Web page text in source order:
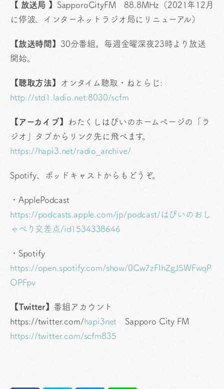
【 放送局 】 SapporoCityFM 88.8MHz（2021年12月
に停波、インターネットラジオ局にリニューアル）
【放送時間 】 30分番組。毎週金曜深夜23時より放送
開始。
【聴取方法】
オンタイム聴取・ねとらじ:
http://std1.ladio.net:8030/scfm
【アーカイブ】
わたくしはぴいのホームページの「ラ
ジオ」タブからリンク先に飛べます。
https://hapi3.net/radio_archive/
Spotify、ポッドキャストからもどうぞ。
・ApplePodcast
https://podcasts.apple.com/jp/podcast/はぴいのおし
ゃべり交差点/id1534338646
・Spotify
https://open.spotify.com/show/0Cw7zFIhZgJ5WFwqP
OPFpv
【Twitter】 番組アカウント
https://twitter.com/hapi3net Sapporo City FM
https://twitter.com/scfm835